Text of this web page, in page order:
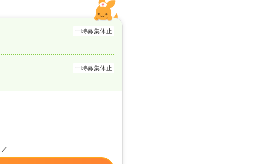
一時募集休止
一時募集休止